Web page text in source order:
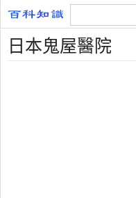
日本鬼屋醫院